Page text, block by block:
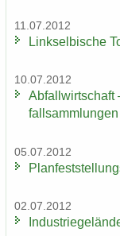
11.07.2012
Linksel­bi­sche
10.07.2012
Ab­fall­wirt­schaft
fall­samm­lun­gen
05.07.2012
02.07.2012